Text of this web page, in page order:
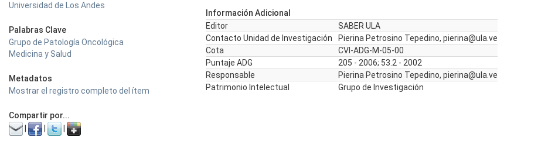
Universidad de Los Andes
Palabras Clave
Grupo de Patología Oncológica
Medicina y Salud
Metadatos
Mostrar el registro completo del ítem
Compartir por...
Información Adicional
Editor
SABER ULA
Contacto Unidad de Investigación
Pierina Petrosino Tepedino, pierina@ula.ve
Cota
CVI-ADG-M-05-00
Puntaje ADG
205 - 2006; 53.2 - 2002
Responsable
Pierina Petrosino Tepedino, pierina@ula.ve
Patrimonio Intelectual
Grupo de Investigación